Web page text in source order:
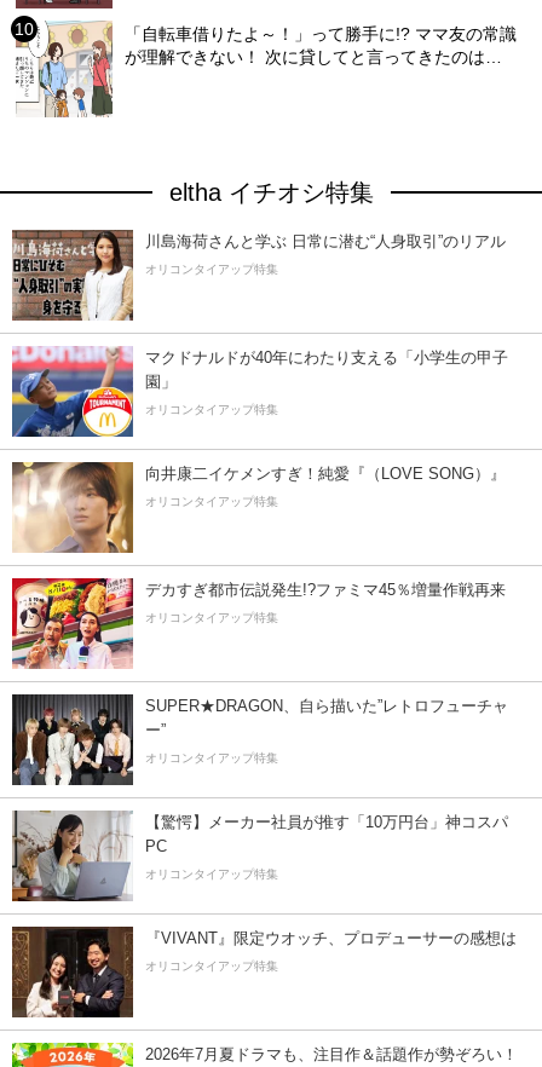
「自転車借りたよ～！」って勝手に!? ママ友の常識
が理解できない！ 次に貸してと言ってきたのは…
eltha イチオシ特集
川島海荷さんと学ぶ 日常に潜む“人身取引”のリアル
オリコンタイアップ特集
マクドナルドが40年にわたり支える「小学生の甲子
園」
オリコンタイアップ特集
向井康二イケメンすぎ！純愛『（LOVE SONG）』
オリコンタイアップ特集
デカすぎ都市伝説発生!?ファミマ45％増量作戦再来
オリコンタイアップ特集
SUPER★DRAGON、自ら描いた”レトロフューチャ
ー”
オリコンタイアップ特集
【驚愕】メーカー社員が推す「10万円台」神コスパ
PC
オリコンタイアップ特集
『VIVANT』限定ウオッチ、プロデューサーの感想は
オリコンタイアップ特集
2026年7月夏ドラマも、注目作＆話題作が勢ぞろい！